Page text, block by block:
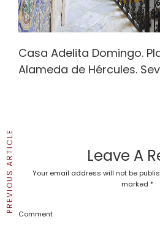
Casa Adelita Domingo.
Alameda de Hércules.
Leave A
Your email address will not be
marked *
Comment
PREVIOUS ARTICLE